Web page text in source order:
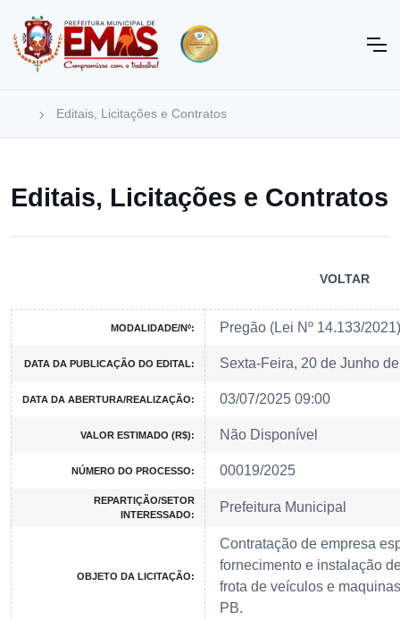
Editais, Licitações e Contratos
Editais, Licitações e Contratos
VOLTAR
MODALIDADE/Nº: Pregão (Lei Nº 14.133/
DATA DA PUBLICAÇÃO DO EDITAL: Sexta-Feira, 20 de Junho
DATA DA ABERTURA/REALIZAÇÃO: 03/07/2025 09:00
VALOR ESTIMADO (R$): Não Disponível
NÚMERO DO PROCESSO: 00019/2025
REPARTIÇÃO/SETOR
INTERESSADO:
Prefeitura Municipal
OBJETO DA LICITAÇÃO:
Contratação de empresa
fornecimento e instalação
frota de veículos e
PB.